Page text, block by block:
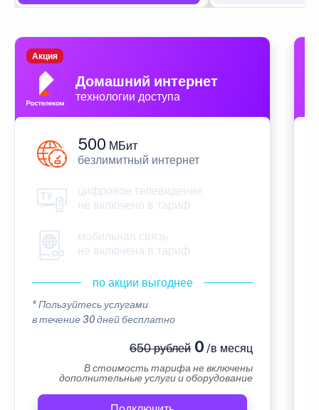
Домашний интернет
технологии доступа
Акция
500 МБит
безлимитный интернет
цифровое телевидение
не включено в тариф
мобильная связь
не включена в тариф
по акции выгоднее
* Пользуйтесь услугами
в течение 30 дней бесплатно
650 рублей0 /в месяц
В стоимость тарифа не включены
дополнительные услуги и оборудование